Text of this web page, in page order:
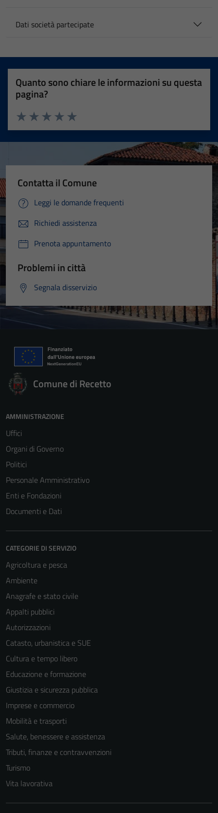
Dati società partecipate
Quanto sono chiare le informazioni su questa
pagina?
Valuta 5 stelle su 5
Valuta 4 stelle su 5
Valuta 3 stelle su 5
Valuta 2 stelle su 5
Valuta 1 stelle su 5
Contatta il Comune
Leggi le domande frequenti
Richiedi assistenza
Prenota appuntamento
Problemi in città
Segnala disservizio
Comune di Recetto
AMMINISTRAZIONE
Uffici
Organi di Governo
Politici
Personale Amministrativo
Enti e Fondazioni
Documenti e Dati
CATEGORIE DI SERVIZIO
Agricoltura e pesca
Ambiente
Anagrafe e stato civile
Appalti pubblici
Autorizzazioni
Catasto, urbanistica e SUE
Cultura e tempo libero
Educazione e formazione
Giustizia e sicurezza pubblica
Imprese e commercio
Mobilità e trasporti
Salute, benessere e assistenza
Tributi, finanze e contravvenzioni
Turismo
Vita lavorativa